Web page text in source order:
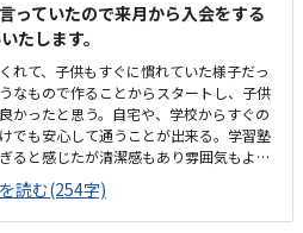
っていたので来月から入会をする
たします。
れて、子供もすぐに慣れていた様子だっ
なもので作ることからスタートし、子供
かったと思う。自宅や、学校からすぐの
でも安心して通うことが出来る。学習塾
ると感じたが清潔感もあり雰囲気もよか
、少し高く感じるが、子供がやりたいと
。体験前から楽しみだと言っていたが、
たので良かった。
読む(254字)